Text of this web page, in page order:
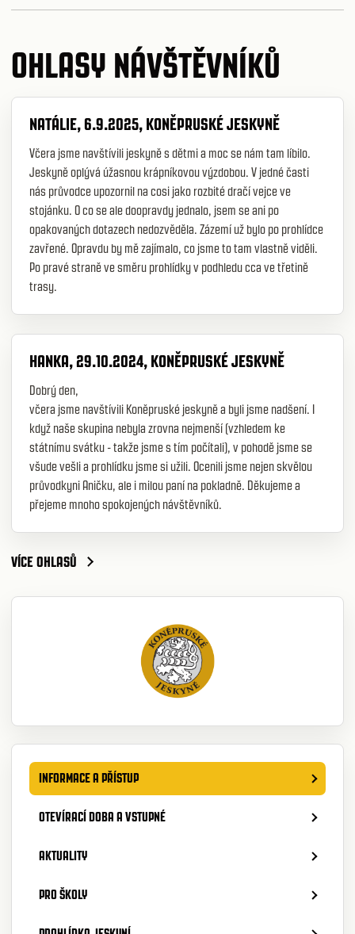
OHLASY NÁVŠTĚVNÍKŮ
NATÁLIE, 6.9.2025, KONĚPRUSKÉ JESKYNĚ
Včera jsme navštívili jeskyně s dětmi a moc se nám tam líbilo.
Jeskyně oplývá úžasnou krápníkovou výzdobou. V jedné časti
nás průvodce upozornil na cosi jako rozbité dračí vejce ve
stojánku. O co se ale doopravdy jednalo, jsem se ani po
opakovaných dotazech nedozvěděla. Zázemí už bylo po prohlídce
zavřené. Opravdu by mě zajímalo, co jsme to tam vlastně viděli.
Po pravé straně ve směru prohlídky v podhledu cca ve třetině
trasy.
HANKA, 29.10.2024, KONĚPRUSKÉ JESKYNĚ
Dobrý den,
včera jsme navštívili Koněpruské jeskyně a byli jsme nadšení. I
když naše skupina nebyla zrovna nejmenší (vzhledem ke
státnímu svátku - takže jsme s tím počítali), v pohodě jsme se
všude vešli a prohlídku jsme si užili. Ocenili jsme nejen skvělou
průvodkyni Aničku, ale i milou paní na pokladně. Děkujeme a
přejeme mnoho spokojených návštěvníků.
VÍCE OHLASŮ
INFORMACE A PŘÍSTUP
OTEVÍRACÍ DOBA A VSTUPNÉ
AKTUALITY
PRO ŠKOLY